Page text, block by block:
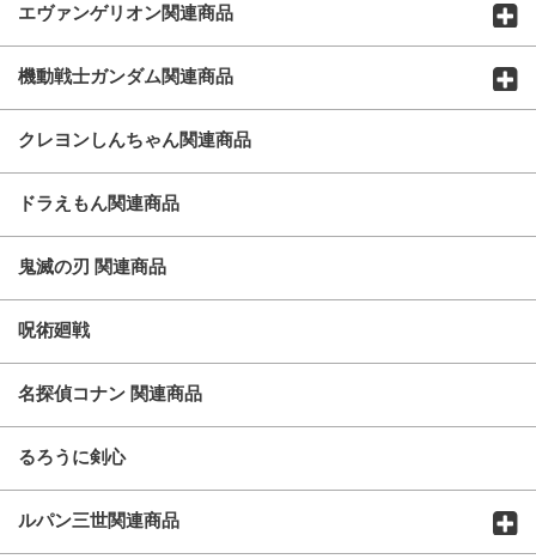
エヴァンゲリオン関連商品
機動戦士ガンダム関連商品
クレヨンしんちゃん関連商品
ドラえもん関連商品
鬼滅の刃 関連商品
呪術廻戦
名探偵コナン 関連商品
るろうに剣心
ルパン三世関連商品